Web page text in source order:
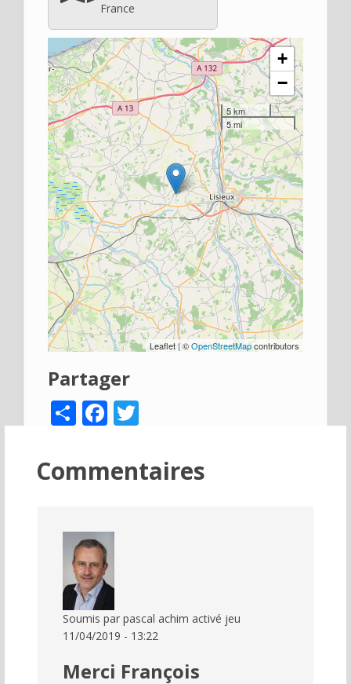
France
+
−
5 km
5 mi
Leaflet | ©OpenStreetMapcontributors
Partager
ShareFacebook
Commentaires
Soumis par pascal achim activé jeu
11/04/2019 - 13:22
Merci François